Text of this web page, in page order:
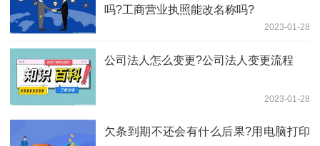
吗?工商营业执照能改名称吗?
2023-01-28
公司法人怎么变更?公司法人变更流程
2023-01-28
欠条到期不还会有什么后果?用电脑打印